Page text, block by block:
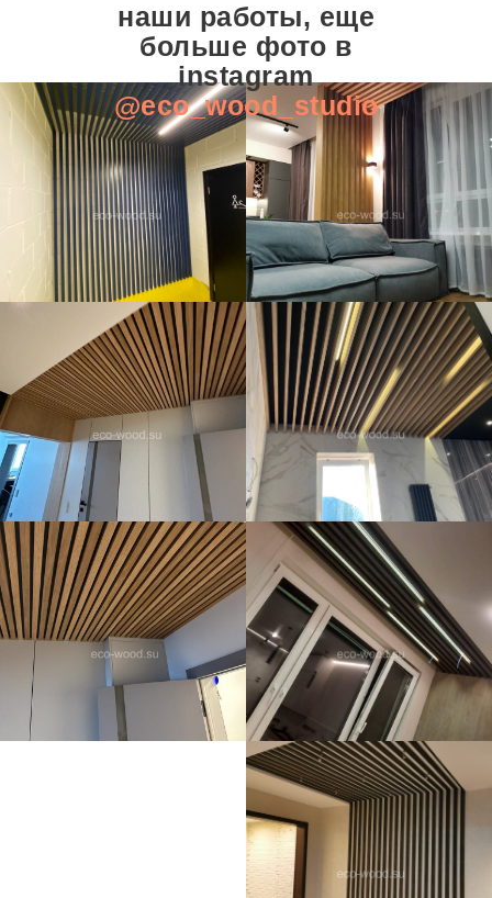
наши работы, еще
больше фото в
instagram
@eco_wood_studio